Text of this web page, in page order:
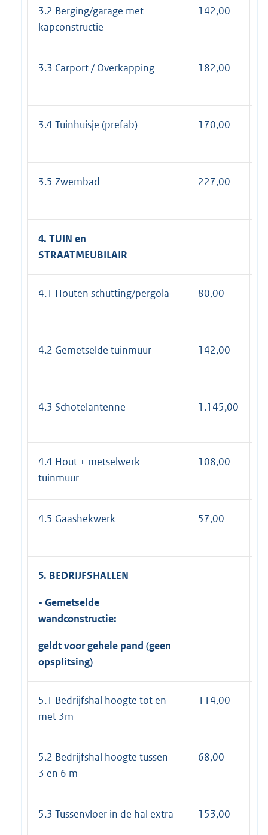
3.2 Berging/garage met
kapconstructie
142,00
3.3 Carport / Overkapping 182,00
3.4 Tuinhuisje (prefab) 170,00
3.5 Zwembad 227,00
4. TUIN en
STRAATMEUBILAIR
4.1 Houten schutting/pergola 80,00
4.2 Gemetselde tuinmuur 142,00
4.3 Schotelantenne 1.145,00
4.4 Hout + metselwerk
tuinmuur
108,00
4.5 Gaashekwerk 57,00
5. BEDRIJFSHALLEN
- Gemetselde
wandconstructie:
geldt voor gehele pand (geen
opsplitsing)
5.1 Bedrijfshal hoogte tot en
met 3m
114,00
5.2 Bedrijfshal hoogte tussen
3 en 6 m
68,00
5.3 Tussenvloer in de hal extra 153,00